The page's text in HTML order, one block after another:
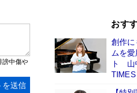
版には「宇宙で描か
友近氏、絶賛！ 鎌倉
人々が新たな一歩を
とりのプラネット』
おす
創作
ムを
ト 山
TIMES